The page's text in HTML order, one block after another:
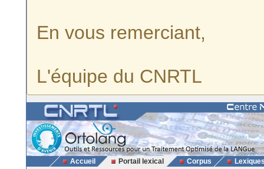
En vous remerciant,
L'équipe du CNRTL
Accueil Portail lexical Corpus